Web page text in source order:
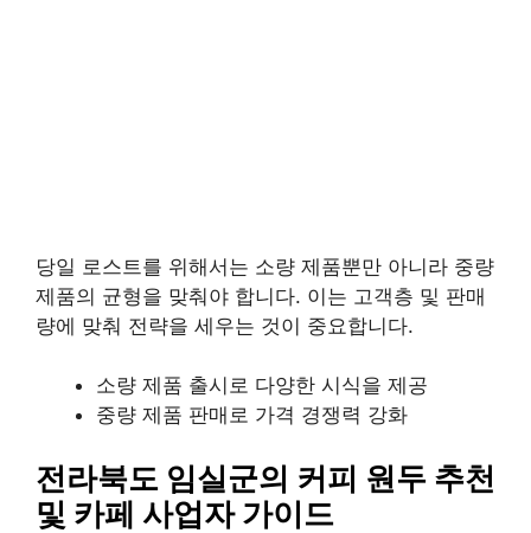
당일 로스트를 위해서는 소량 제품뿐만 아니라 중량
제품의 균형을 맞춰야 합니다. 이는 고객층 및 판매
량에 맞춰 전략을 세우는 것이 중요합니다.
소량 제품 출시로 다양한 시식을 제공
중량 제품 판매로 가격 경쟁력 강화
전라북도 임실군의 커피 원두 추천
및 카페 사업자 가이드